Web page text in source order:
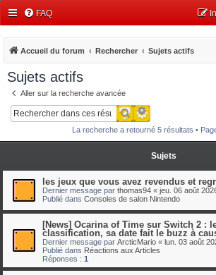
FAQ
Accueil du forum Rechercher Sujets actifs
Sujets actifs
Aller sur la recherche avancée
Rechercher
Recherche
La recherche a retourné 5 résultats •
Sujets
les jeux que vous avez revendus et
Dernier message par thomas94 « jeu. 06 août
Publié dans Consoles de salon Nintendo
[News] Ocarina of Time sur Switch 2 :
classification, sa date fait le buzz à
Dernier message par ArcticMario « lun. 03 août
Publié dans Réactions aux Articles
Réponses : 1